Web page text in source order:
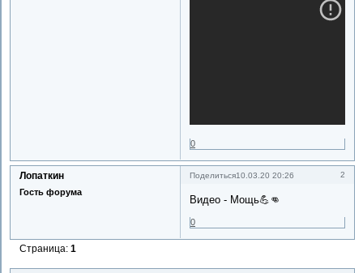
0
Поделиться 2
10.03.20 20:26
Лопаткин
Гость форума
Видео - Мощь💪👊
0
Страница:1